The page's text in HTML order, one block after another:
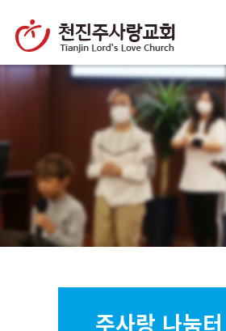
주사랑 나눔터